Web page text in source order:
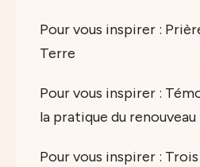
Pour vous inspirer :
Terre
Pour vous inspirer :
la pratique du renouveau
Pour vous inspirer :